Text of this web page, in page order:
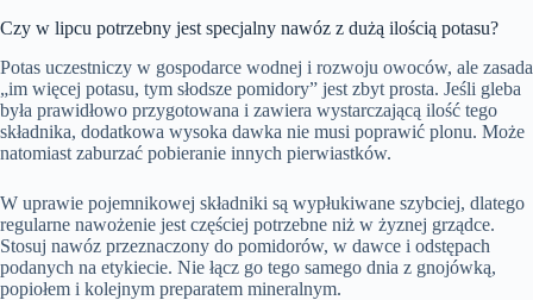
Czy w lipcu potrzebny jest specjalny nawóz z dużą ilością potasu?
Potas uczestniczy w gospodarce wodnej i rozwoju owoców, ale zasada
„im więcej potasu, tym słodsze pomidory” jest zbyt prosta. Jeśli gleba
była prawidłowo przygotowana i zawiera wystarczającą ilość tego
składnika, dodatkowa wysoka dawka nie musi poprawić plonu. Może
natomiast zaburzać pobieranie innych pierwiastków.
W uprawie pojemnikowej składniki są wypłukiwane szybciej, dlatego
regularne nawożenie jest częściej potrzebne niż w żyznej grządce.
Stosuj nawóz przeznaczony do pomidorów, w dawce i odstępach
podanych na etykiecie. Nie łącz go tego samego dnia z gnojówką,
popiołem i kolejnym preparatem mineralnym.